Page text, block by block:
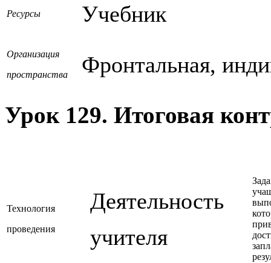
Ресурсы Учебник
Организация
пространства
Фронтальная,
Урок 129. Итоговая
Технология
проведения
Деятельность
учителя